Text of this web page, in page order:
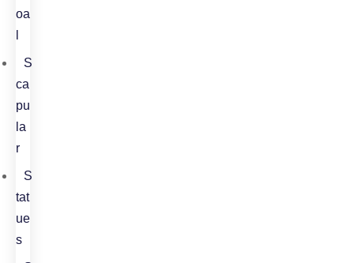
oa
S
ca
pu
la
r
S
tat
ue
s